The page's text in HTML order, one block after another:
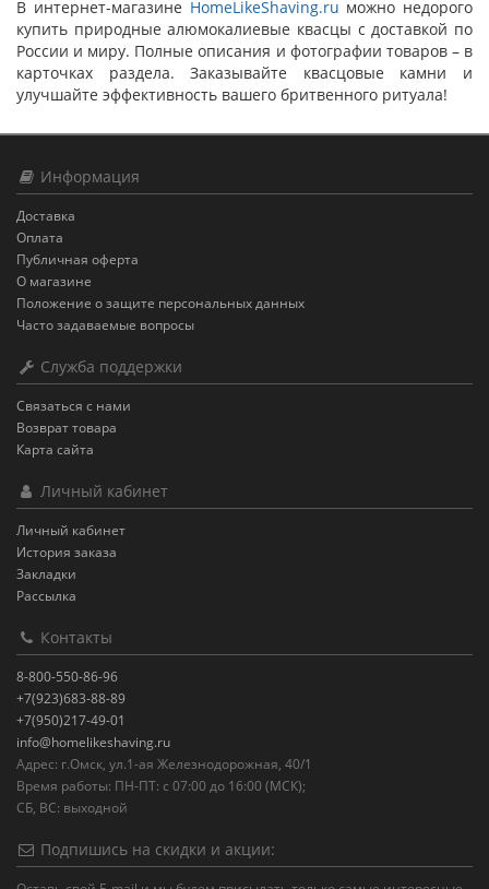
В интернет-магазине HomeLikeShaving.ru можно недорого
купить природные алюмокалиевые квасцы с доставкой по
России и миру. Полные описания и фотографии товаров – в
карточках раздела. Заказывайте квасцовые камни и
улучшайте эффективность вашего бритвенного ритуала!
Информация
Доставка
Оплата
Публичная оферта
О магазине
Положение о защите персональных данных
Часто задаваемые вопросы
Служба поддержки
Связаться с нами
Возврат товара
Карта сайта
Личный кабинет
Личный кабинет
История заказа
Закладки
Рассылка
Контакты
8-800-550-86-96
+7(923)683-88-89
+7(950)217-49-01
info@homelikeshaving.ru
Адрес: г.Омск, ул.1-ая Железнодорожная, 40/1
Время работы: ПН-ПТ: с 07:00 до 16:00 (МСК);
СБ, ВС: выходной
Подпишись на скидки и акции: